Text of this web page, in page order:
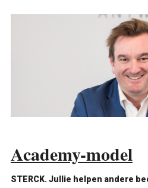
Academy-model
STERCK. Jullie helpen andere